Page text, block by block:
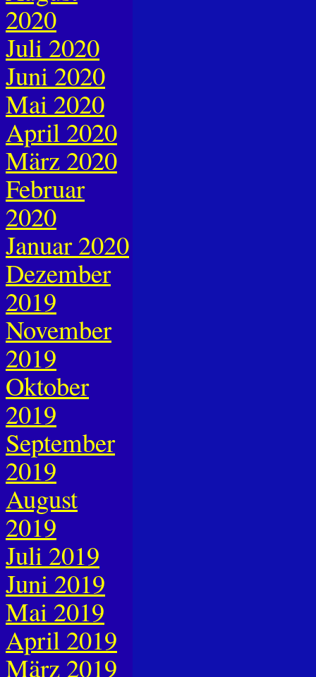
2020
Juli 2020
Juni 2020
Mai 2020
April 2020
März 2020
Februar
2020
Januar 2020
Dezember
2019
November
2019
Oktober
2019
September
2019
August
2019
Juli 2019
Juni 2019
Mai 2019
April 2019
März 2019